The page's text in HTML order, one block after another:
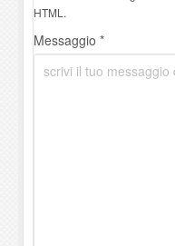
HTML.
Messaggio *